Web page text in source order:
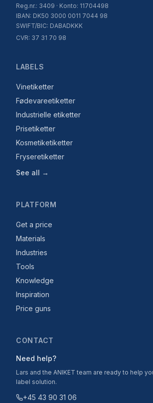
Reg.nr.: 3409 · Konto: 11704498
IBAN: DK50 3000 0011 7044 98
SWIFT/BIC: DABADKKK
CVR: 37 31 70 98
LABELS
Vinetiketter
Fødevareetiketter
Industrielle etiketter
Prisetiketter
Kosmetiketiketter
Fryseretiketter
See all →
PLATFORM
Get a price
Materials
Industries
Tools
Knowledge
Inspiration
Price guns
CONTACT
Need help?
Lars and the ANIKET team are ready to help
label solution.
+45 43 90 31 06